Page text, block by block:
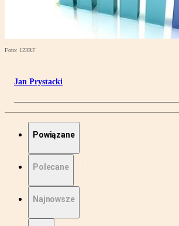
Foto: 123RF
Jan Prystacki
Powiązane
Polecane
Najnowsze